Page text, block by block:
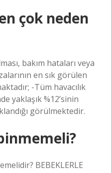
çok neden
bakım hataları veya
en sık görülen
-Tüm havacılık
yaklaşık %12’sinin
görülmektedir.
BEBEKLERLE